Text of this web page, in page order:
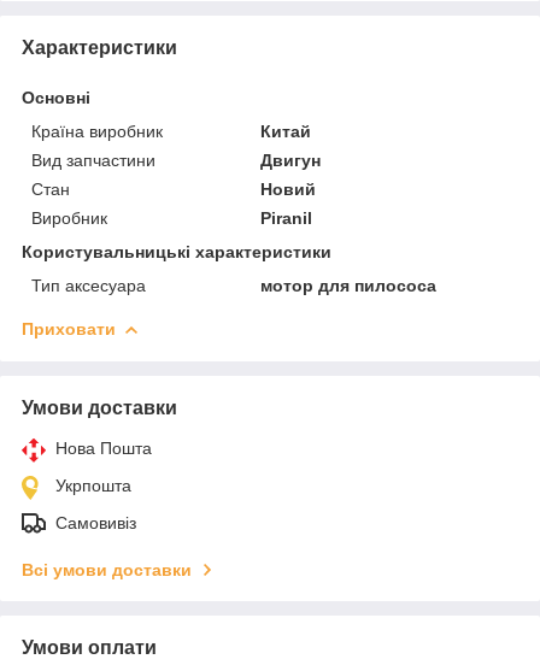
Характеристики
Основні
Країна виробник
Китай
Вид запчастини
Двигун
Стан
Новий
Виробник
Piranil
Користувальницькі характеристики
Тип аксесуара
мотор для пилососа
Приховати
Умови доставки
Нова Пошта
Укрпошта
Самовивіз
Всі умови доставки
Умови оплати